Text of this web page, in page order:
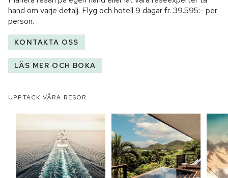
hand om varje detalj. Flyg och hotell 9 dagarfr. 39.595:- per
person.
KONTAKTA OSS
LÄS MER OCH BOKA
UPPTÄCK VÅRA RESOR